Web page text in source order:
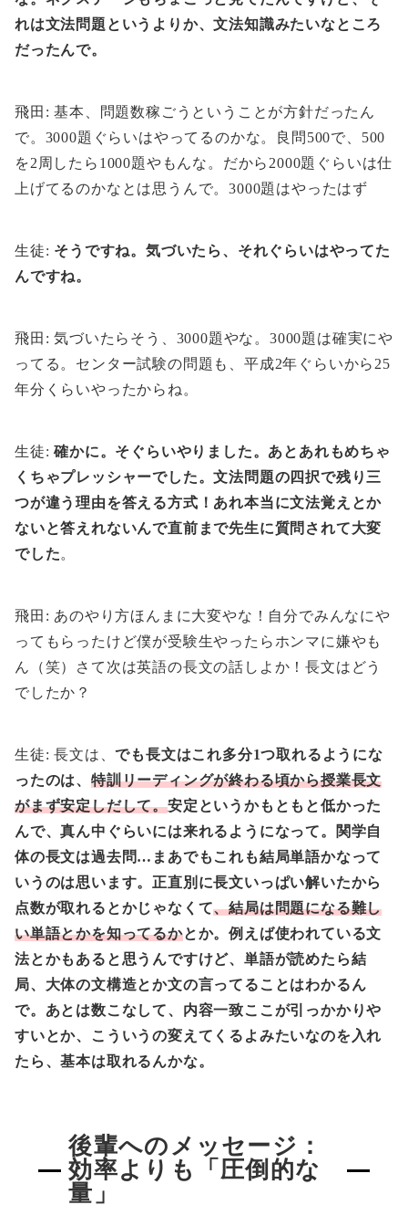
れは文法問題というよりか、文法知識みたいなところ
だったんで。
飛田: 基本、問題数稼ごうということが方針だったん
で。3000題ぐらいはやってるのかな。良問500で、500
を2周したら1000題やもんな。だから2000題ぐらいは仕
上げてるのかなとは思うんで。3000題はやったはず
生徒: そうですね。気づいたら、それぐらいはやってた
んですね。
飛田: 気づいたらそう、3000題やな。3000題は確実にや
ってる。センター試験の問題も、平成2年ぐらいから25
年分くらいやったからね。
生徒:確かに。そぐらいやりました。あとあれもめちゃ
くちゃプレッシャーでした。文法問題の四択で残り三
つが違う理由を答える方式！あれ本当に文法覚えとか
ないと答えれないんで直前まで先生に質問されて大変
でした。
飛田: あのやり方ほんまに大変やな！自分でみんなにや
ってもらったけど僕が受験生やったらホンマに嫌やも
ん（笑）さて次は英語の長文の話しよか！長文はどう
でしたか？
生徒: 長文は、でも長文はこれ多分1つ取れるようにな
ったのは、 特訓リーディングが終わる頃から授業長文
がまず安定しだして。安定というかもともと低かった
んで、真ん中ぐらいには来れるようになって。関学自
体の長文は過去問…まあでもこれも結局単語かなって
いうのは思います。正直別に長文いっぱい解いたから
点数が取れるとかじゃなくて、結局は問題になる難し
い単語とかを知ってるかとか。例えば使われている文
法とかもあると思うんですけど、単語が読めたら結
局、大体の文構造とか文の言ってることはわかるん
で。あとは数こなして、内容一致ここが引っかかりや
すいとか、こういうの変えてくるよみたいなのを入れ
たら、基本は取れるんかな。
後輩へのメッセージ：
効率よりも「圧倒的な
量」